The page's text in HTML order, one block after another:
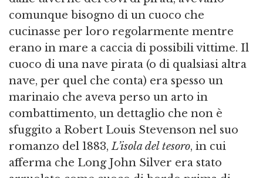
comunque bisogno di un cuoco che
cucinasse per loro regolarmente mentre
erano in mare a caccia di possibili vittime. Il
cuoco di una nave pirata (o di qualsiasi altra
nave, per quel che conta) era spesso un
marinaio che aveva perso un arto in
combattimento, un dettaglio che non è
sfuggito a Robert Louis Stevenson nel suo
romanzo del 1883,L’isola del tesoro, in cui
afferma che Long John Silver era stato